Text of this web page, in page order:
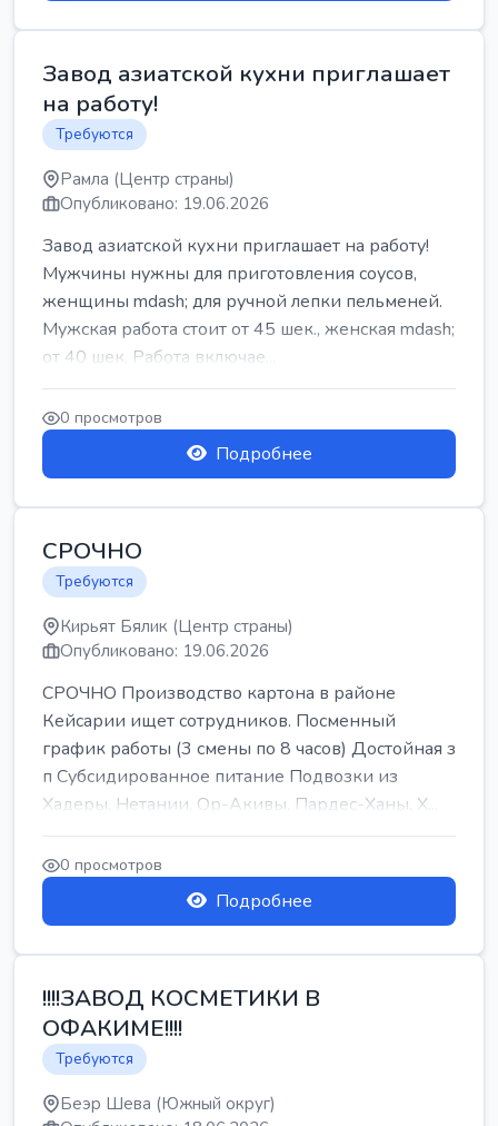
Завод азиатской кухни приглашает
на работу!
Требуются
Рамла (Центр страны)
Опубликовано: 19.06.2026
Завод азиатской кухни приглашает на работу!
Мужчины нужны для приготовления соусов,
женщины mdash; для ручной лепки пельменей.
Мужская работа стоит от 45 шек., женская mdash;
от 40 шек. Работа включае...
0 просмотров
Подробнее
СРОЧНО
Требуются
Кирьят Бялик (Центр страны)
Опубликовано: 19.06.2026
СРОЧНО Производство картона в районе
Кейсарии ищет сотрудников. Посменный
график работы (3 смены по 8 часов) Достойная з
п Субсидированное питание Подвозки из
Хадеры, Нетании, Ор-Акивы, Пардес-Ханы, Х...
0 просмотров
Подробнее
!!!!ЗАВОД КОСМЕТИКИ В
ОФАКИМЕ!!!!
Требуются
Беэр Шева (Южный округ)